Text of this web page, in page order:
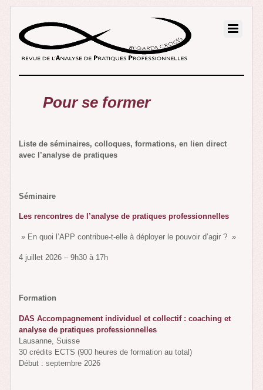
Pour se former
Liste de séminaires, colloques, formations, en lien direct
avec l’analyse de pratiques
Séminaire
Les rencontres de l’analyse de pratiques professionnelles
» En quoi l’APP contribue-t-elle à déployer le pouvoir d’agir ? »
4 juillet 2026 – 9h30 à 17h
Formation
DAS Accompagnement individuel et collectif : coaching et
analyse de pratiques professionnelles
Lausanne, Suisse
30 crédits ECTS (900 heures de formation au total)
Début : septembre 2026